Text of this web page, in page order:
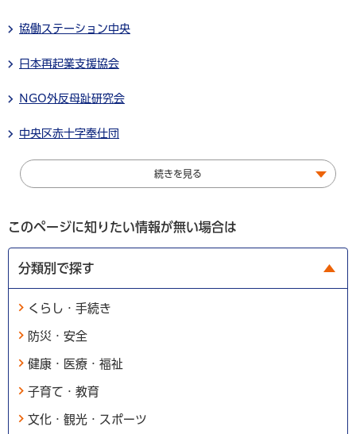
協働ステーション中央
日本再起業支援協会
NGO外反母趾研究会
中央区赤十字奉仕団
続きを見る
このページに知りたい情報が無い場合は
分類別で探す
くらし・手続き
防災・安全
健康・医療・福祉
子育て・教育
文化・観光・スポーツ